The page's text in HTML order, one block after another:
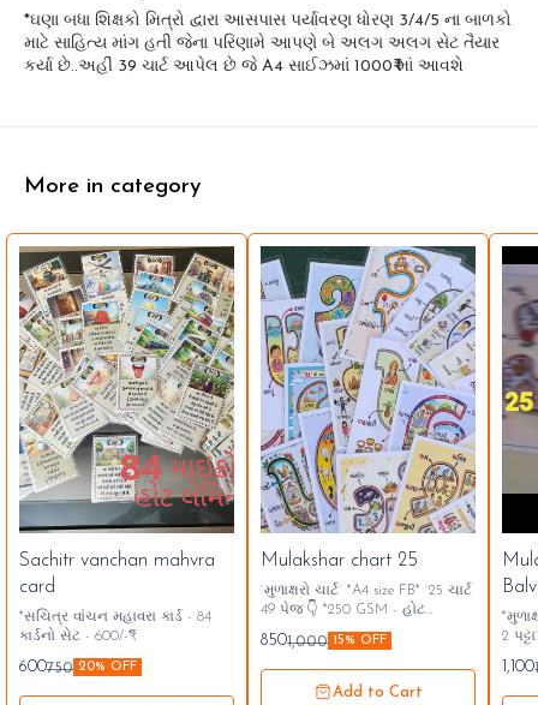
*ઘણા બધા શિક્ષકો મિત્રો દ્વારા આસપાસ પર્યાવરણ ધોરણ 3/4/5 ના બાળકો
માટે સાહિત્ય માંગ હતી જેના પરિણામે આપણે બે અલગ અલગ સેટ તૈયાર
કર્યા છે..અહીં 39 ચાર્ટ આપેલ છે જે A4 સાઈઝમાં 1000₹ માં આવશે
More in category
Sachitr vanchan mahvra
card
*સચિત્ર વાંચન મહાવરા કાર્ડ - 84
કાર્ડનો સેટ - 600/-₹*
600750 20% OFF
Mulakshar chart 25
`મુળાક્ષરો ચાર્ટ` *A4 size FB* `25 ચાર્ટ
49 પેજ`👇 *250 GSM - હોટ
પાછળ પ્રિન્ટ ચાર્ટ 25
8501,000 15% OFF
Add to Cart
2 પટ્ટા`* *બાલ વાટિકા અને
સંપર્ક...👇🏻
1,100